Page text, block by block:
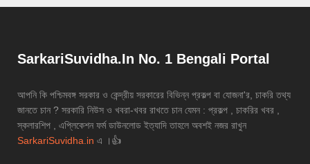
SarkariSuvidha.In No. 1 Bengali Portal
আপনি কি পশ্চিমবঙ্গ সরকার ও কেন্দ্রীয় সরকারের বিভিন্ন প্রকল্প বা যোজনা'র, চাকরি তথ্য
জানতে চান ? সরকারি নিউস ও খবরা-খবর রাখতে চান যেমন : প্রকল্প , চাকরির খবর ,
স্কলারশিপ , এপ্লিকেশন ফর্ম ডাউনলোড ইত্যাদি তাহলে অবশই নজর রাখুন
SarkariSuvidha.in এ ।👍